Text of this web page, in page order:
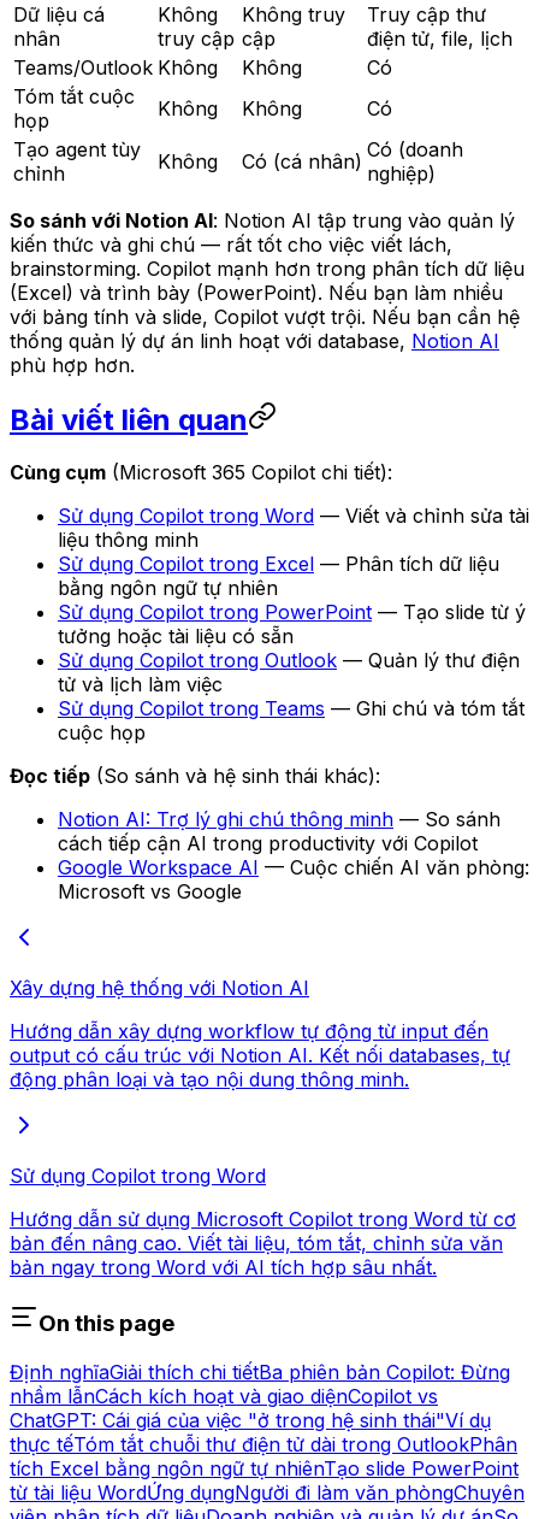
Dữ liệu cá
nhân
Không
truy cập
Không truy
cập
Truy cập thư
điện tử, file, lịch
Teams/Outlook Không Không
Có
Tóm tắt cuộc
họp
Không Không
Có
Tạo agent tùy
chỉnh
Không Có (cá nhân) Có (doanh
nghiệp)
So sánh với Notion AI: Notion AI tập trung vào quản lý
kiến thức và ghi chú — rất tốt cho việc viết lách,
brainstorming. Copilot mạnh hơn trong phân tích dữ liệu
(Excel) và trình bày (PowerPoint). Nếu bạn làm nhiều
với bảng tính và slide, Copilot vượt trội. Nếu bạn cần hệ
thống quản lý dự án linh hoạt với database, Notion AI
phù hợp hơn.
Bài viết liên quan
Cùng cụm (Microsoft 365 Copilot chi tiết):
Sử dụng Copilot trong Word — Viết và chỉnh sửa tài
liệu thông minh
Sử dụng Copilot trong Excel — Phân tích dữ liệu
bằng ngôn ngữ tự nhiên
Sử dụng Copilot trong PowerPoint — Tạo slide từ ý
tưởng hoặc tài liệu có sẵn
Sử dụng Copilot trong Outlook — Quản lý thư điện
tử và lịch làm việc
Sử dụng Copilot trong Teams — Ghi chú và tóm tắt
cuộc họp
Đọc tiếp (So sánh và hệ sinh thái khác):
Notion AI: Trợ lý ghi chú thông minh — So sánh
cách tiếp cận AI trong productivity với Copilot
Google Workspace AI — Cuộc chiến AI văn phòng:
Microsoft vs Google
Xây dựng hệ thống với Notion AI
Hướng dẫn xây dựng workflow tự động từ input đến
output có cấu trúc với Notion AI. Kết nối databases, tự
động phân loại và tạo nội dung thông minh.
Sử dụng Copilot trong Word
Hướng dẫn sử dụng Microsoft Copilot trong Word từ cơ
bản đến nâng cao. Viết tài liệu, tóm tắt, chỉnh sửa văn
bản ngay trong Word với AI tích hợp sâu nhất.
On this page
Định nghĩaGiải thích chi tiếtBa phiên bản Copilot: Đừng
nhầm lẫnCách kích hoạt và giao diệnCopilot vs
ChatGPT: Cái giá của việc "ở trong hệ sinh thái"Ví dụ
thực tếTóm tắt chuỗi thư điện tử dài trong OutlookPhân
tích Excel bằng ngôn ngữ tự nhiênTạo slide PowerPoint
từ tài liệu WordỨng dụngNgười đi làm văn phòngChuyên